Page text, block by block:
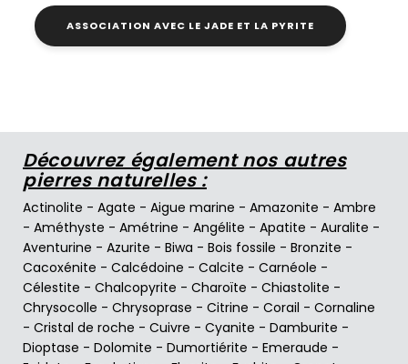
ASSOCIATION AVEC LE JADE ET LA PYRITE
Découvrez également nos autres
pierres naturelles :
Actinolite - Agate - Aigue marine - Amazonite - Ambre
- Améthyste - Amétrine - Angélite - Apatite - Auralite -
Aventurine - Azurite - Biwa - Bois fossile - Bronzite -
Cacoxénite - Calcédoine - Calcite - Carnéole -
Célestite - Chalcopyrite - Charoïte - Chiastolite -
Chrysocolle - Chrysoprase - Citrine - Corail - Cornaline
- Cristal de roche - Cuivre - Cyanite - Damburite -
Dioptase - Dolomite - Dumortiérite - Emeraude -